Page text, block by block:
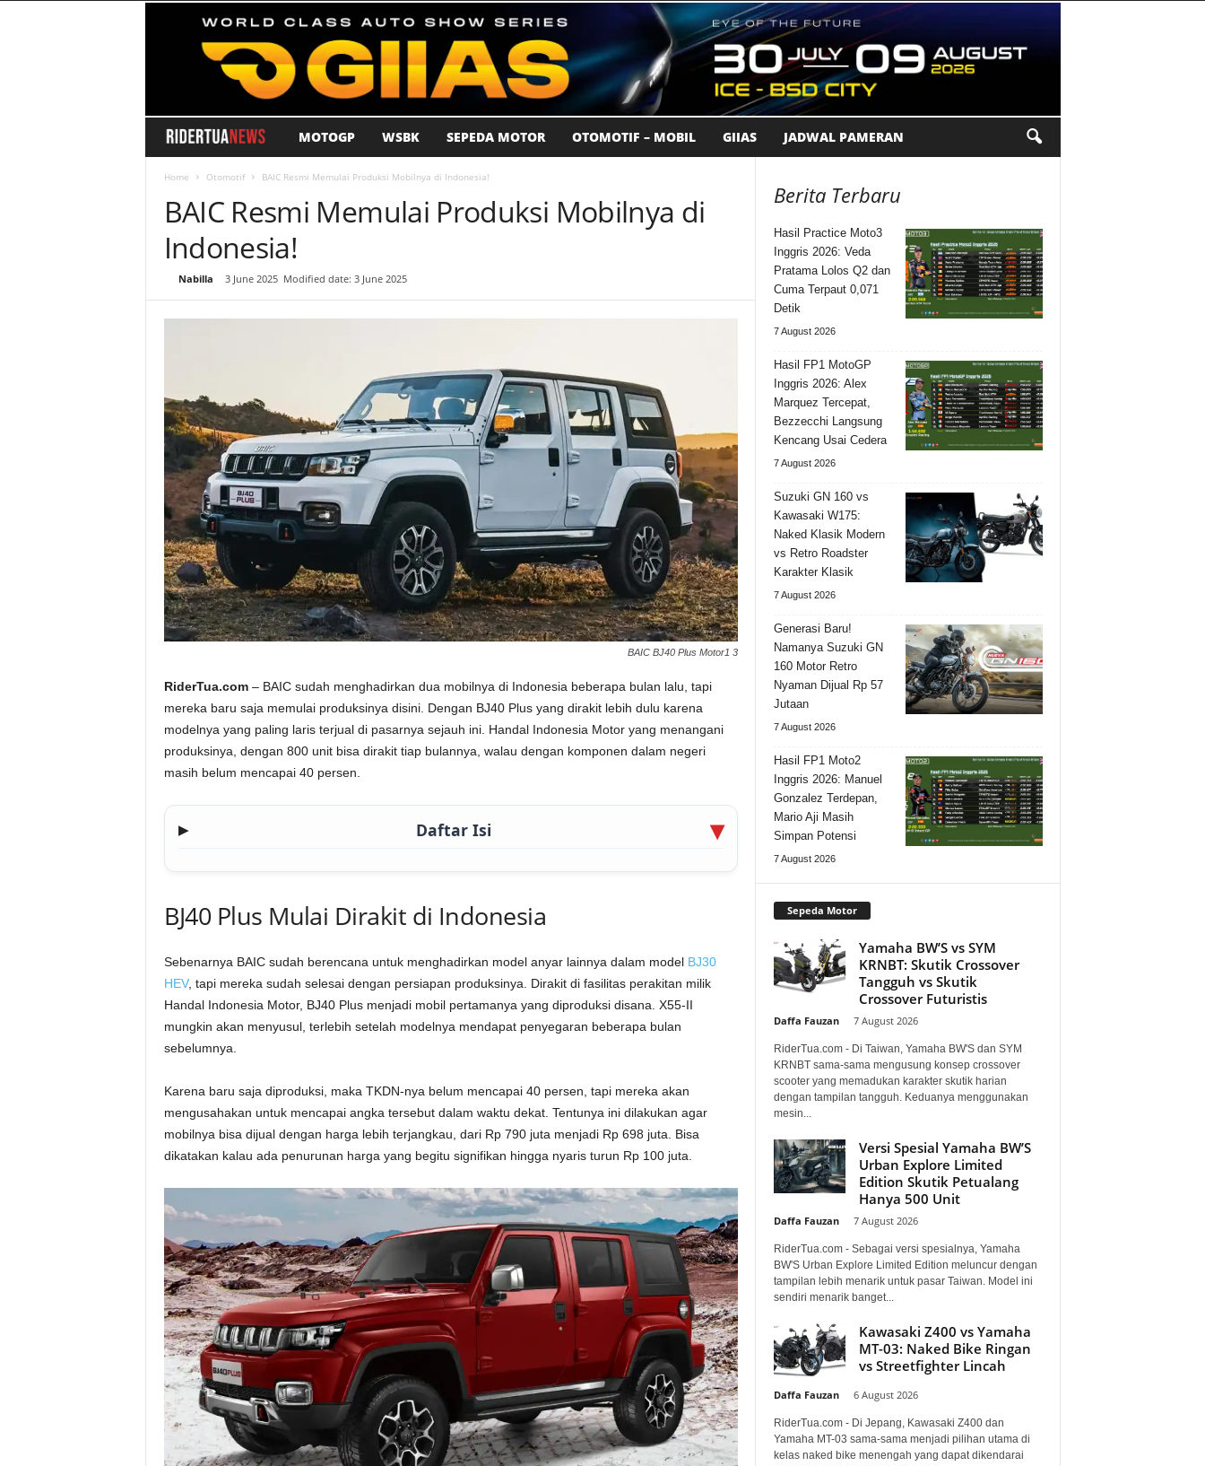
i
d
e
a
.
c
o
MOTOGP WSBK SEPEDA MOTOR OTOMOTIF – MOBIL GIIAS JADWAL PAMERAN
Home Otomotif BAIC Resmi Memulai Produksi Mobilnya di Indonesia!
BAIC Resmi Memulai Produksi Mobilnya di
Indonesia!
Nabilla 3 June 2025 Modified date: 3 June 2025
BAIC BJ40 Plus Motor1 3
RiderTua.com– BAIC sudah menghadirkan dua mobilnya di Indonesia beberapa bulan lalu, tapi
mereka baru saja memulai produksinya disini. Dengan BJ40 Plus yang dirakit lebih dulu karena
modelnya yang paling laris terjual di pasarnya sejauh ini. Handal Indonesia Motor yang menangani
produksinya, dengan 800 unit bisa dirakit tiap bulannya, walau dengan komponen dalam negeri
masih belum mencapai 40 persen.
▶ Daftar Isi
BJ40 Plus Mulai Dirakit di Indonesia
Sebenarnya BAIC sudah berencana untuk menghadirkan model anyar lainnya dalam model BJ30
HEV, tapi mereka sudah selesai dengan persiapan produksinya. Dirakit di fasilitas perakitan milik
Handal Indonesia Motor, BJ40 Plus menjadi mobil pertamanya yang diproduksi disana. X55-II
mungkin akan menyusul, terlebih setelah modelnya mendapat penyegaran beberapa bulan
sebelumnya.
Karena baru saja diproduksi, maka TKDN-nya belum mencapai 40 persen, tapi mereka akan
mengusahakan untuk mencapai angka tersebut dalam waktu dekat. Tentunya ini dilakukan agar
mobilnya bisa dijual dengan harga lebih terjangkau, dari Rp 790 juta menjadi Rp 698 juta. Bisa
dikatakan kalau ada penurunan harga yang begitu signifikan hingga nyaris turun Rp 100 juta.
Berita Terbaru
Hasil Practice Moto3
Inggris 2026: Veda
Pratama Lolos Q2 dan
Cuma Terpaut 0,071
Detik
7 August 2026
Hasil FP1 MotoGP
Inggris 2026: Alex
Marquez Tercepat,
Bezzecchi Langsung
Kencang Usai Cedera
7 August 2026
Suzuki GN 160 vs
Kawasaki W175:
Naked Klasik Modern
vs Retro Roadster
Karakter Klasik
7 August 2026
Generasi Baru!
Namanya Suzuki GN
160 Motor Retro
Nyaman Dijual Rp 57
Jutaan
7 August 2026
Hasil FP1 Moto2
Inggris 2026: Manuel
Gonzalez Terdepan,
Mario Aji Masih
Simpan Potensi
7 August 2026
Sepeda Motor
Yamaha BW’S vs SYM
KRNBT: Skutik Crossover
Tangguh vs Skutik
Crossover Futuristis
Daffa Fauzan 7 August 2026
RiderTua.com - Di Taiwan, Yamaha BW'S dan SYM
KRNBT sama-sama mengusung konsep crossover
scooter yang memadukan karakter skutik harian
dengan tampilan tangguh. Keduanya menggunakan
mesin...
Versi Spesial Yamaha BW’S
Urban Explore Limited
Edition Skutik Petualang
Hanya 500 Unit
Daffa Fauzan 7 August 2026
RiderTua.com - Sebagai versi spesialnya, Yamaha
BW'S Urban Explore Limited Edition meluncur dengan
tampilan lebih menarik untuk pasar Taiwan. Model ini
sendiri menarik banget...
Kawasaki Z400 vs Yamaha
MT-03: Naked Bike Ringan
vs Streetfighter Lincah
Daffa Fauzan 6 August 2026
RiderTua.com - Di Jepang, Kawasaki Z400 dan
Yamaha MT-03 sama-sama menjadi pilihan utama di
kelas naked bike menengah yang dapat dikendarai